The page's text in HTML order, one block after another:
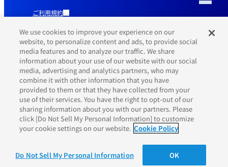
ご利用規約
プライバシーポリシー
Cookieポリシー
We use cookies to improve your experience on our
website, to personalize content and ads, to provide social
media features and to analyze our traffic. We share
information about your use of our website with our social
media, advertising and analytics partners, who may
combine it with other information that you have
provided to them or that they have collected from your
use of their services. You have the right to opt-out of our
sharing information about you with our partners. Please
click [Do Not Sell My Personal Information] to customize
your cookie settings on our website. Cookie Policy
Do Not Sell My Personal Information OK